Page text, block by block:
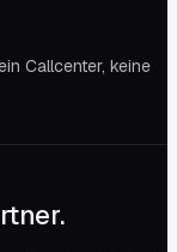
Callcenter, keine